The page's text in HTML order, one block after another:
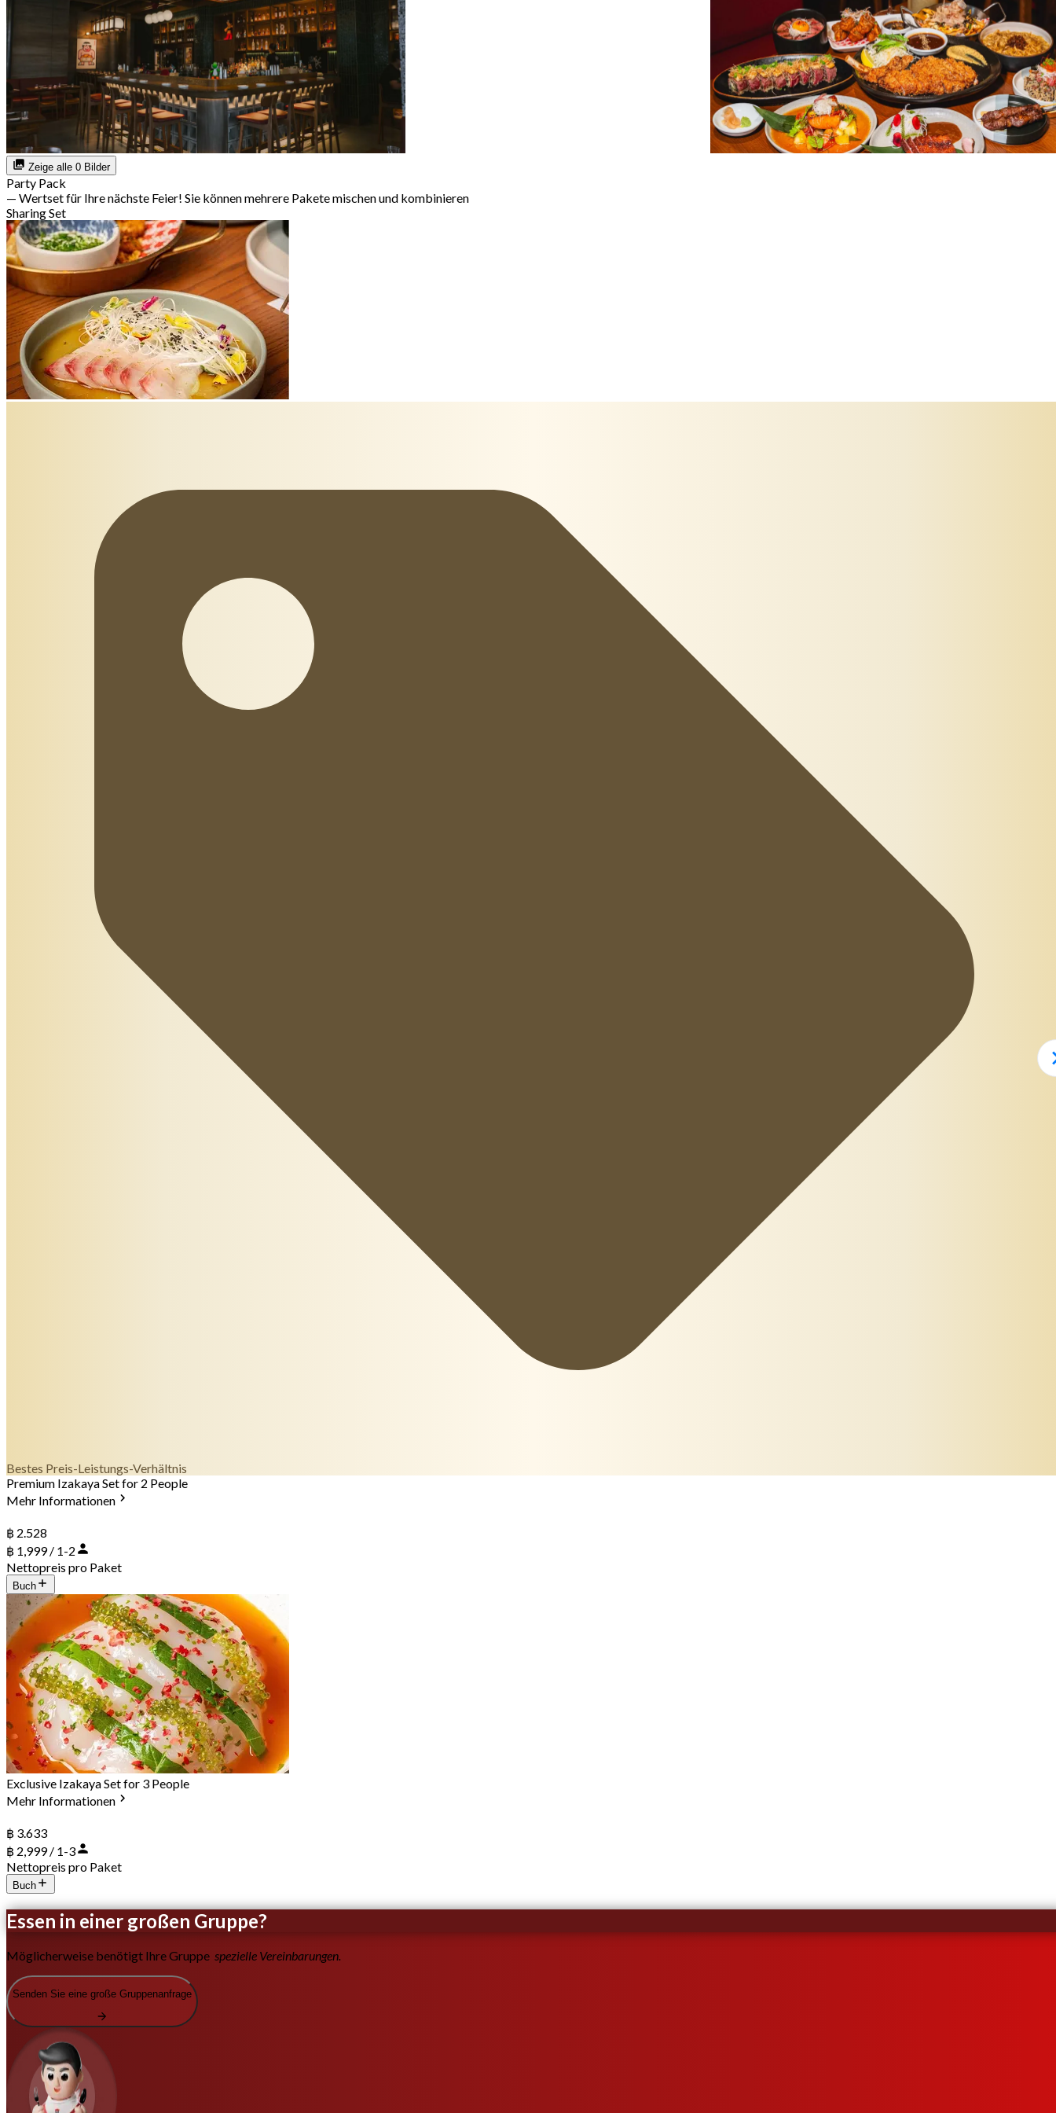
Zeige alle 0 Bilder
Party Pack
— Wertset für Ihre nächste Feier! Sie können mehrere Pakete mischen und kombinieren
Sharing Set
Bestes Preis-Leistungs-Verhältnis
Premium Izakaya Set for 2 People
Mehr Informationen
฿ 2.528
฿ 1,999 / 1-2
Nettopreis pro Paket
Buch
Exclusive Izakaya Set for 3 People
Mehr Informationen
฿ 3.633
฿ 2,999 / 1-3
Nettopreis pro Paket
Buch
Essen in einer großen Gruppe?
Möglicherweise benötigt Ihre Gruppe spezielle Vereinbarungen.
Senden Sie eine große Gruppenanfrage